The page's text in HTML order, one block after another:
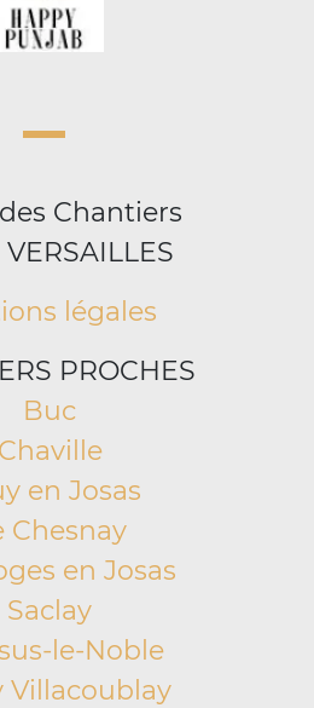
Chantiers
légales
PROCHES
Buc
Chaville
en Josas
Chesnay
en Josas
Saclay
le-Noble
Villacoublay